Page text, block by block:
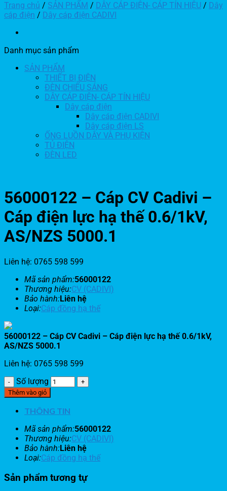
Trang chủ / SẢN PHẨM / DÂY CÁP ĐIỆN- CÁP TÍN HIỆU / Dây
cáp điện / Dây cáp điện CADIVI
Danh mục sản phẩm
SẢN PHẨM
THIẾT BỊ ĐIỆN
ĐÈN CHIẾU SÁNG
DÂY CÁP ĐIỆN- CÁP TÍN HIỆU
Dây cáp điện
Dây cáp điện CADIVI
Dây cáp điện LS
ỐNG LUỒN DÂY VÀ PHỤ KIỆN
TỦ ĐIỆN
ĐÈN LED
56000122 – Cáp CV Cadivi –
Cáp điện lực hạ thế 0.6/1kV,
AS/NZS 5000.1
Liên hệ: 0765 598 599
Mã sản phẩm:56000122
Thương hiệu:CV (CADIVI)
Bảo hành:Liên hệ
Loại:Cáp đồng hạ thế
56000122 – Cáp CV Cadivi – Cáp điện lực hạ thế 0.6/1kV,
AS/NZS 5000.1
Liên hệ: 0765 598 599
Số lượng
Thêm vào giỏ
THÔNG TIN
Mã sản phẩm:56000122
Thương hiệu:CV (CADIVI)
Bảo hành:Liên hệ
Loại:Cáp đồng hạ thế
Sản phẩm tương tự